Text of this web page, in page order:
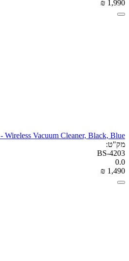
₪ 1,990
Vacuum Cleaner, Black, Blue
מק"ט:
BS-4203
0.0
₪ 1,490